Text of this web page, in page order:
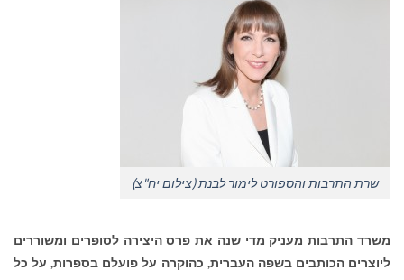
שרת התרבות והספורט לימור לבנת (צילום יח"צ)
משרד התרבות מעניק מדי שנה את פרס היצירה לסופרים ומשוררים
ליוצרים הכותבים בשפה העברית, כהוקרה על פועלם בספרות, על כל